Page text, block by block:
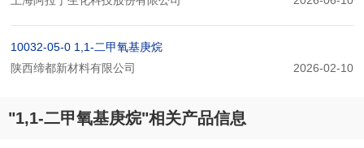
10032-05-0 1,1-二甲氧基庚烷
陕西缔都新材料有限公司
2026-02-10
"1,1-二甲氧基庚烷"相关产品信息